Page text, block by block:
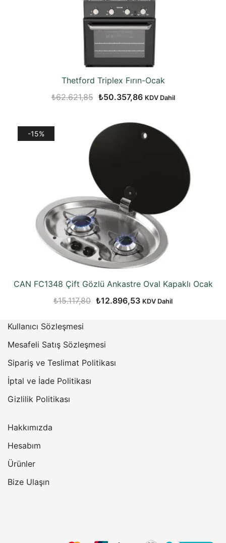
Thetford Triplex Fırın-Ocak
₺62.621,85 Orijinal
₺62.621,85.
₺50.357,86Şu
fiyat:
₺50.357,86.
KDV Dahil
-15%
CAN FC1348 Çift Gözlü Ankastre Oval Kapaklı Ocak
₺15.117,80 Orijinal
₺12.896,53Şu
KDV Dahil
Kullanıcı Sözleşmesi
Mesafeli Satış Sözleşmesi
Sipariş ve Teslimat Politikası
İptal ve İade Politikası
Gizlilik Politikası
Hakkımızda
Hesabım
Ürünler
Bize Ulaşın